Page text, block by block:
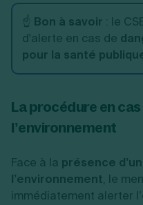
☝️ Bon à savoir : le
d'alerte en cas de
pour la santé
La procédure en
l’environnement
Face à la présence
l’environnement, le
immédiatement alerter